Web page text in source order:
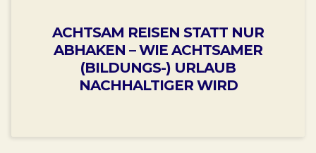
ACHTSAM REISEN STATT NUR
ABHAKEN – WIE ACHTSAMER
(BILDUNGS-) URLAUB
NACHHALTIGER WIRD